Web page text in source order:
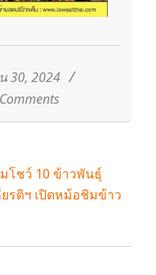
30, 2024
โชว์ 10 ข้าวพันธุ์
รติฯ เปิดหม้อชิมข้าว